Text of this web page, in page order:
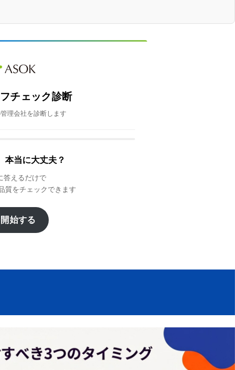
チェック診断
理会社を診断します
本当に大丈夫？
答えるだけで
質をチェックできます
始する